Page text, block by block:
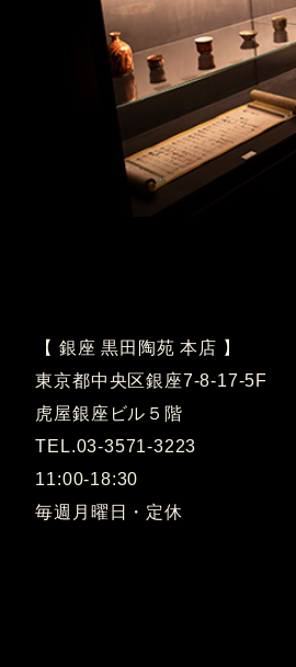
【 銀座 黒田陶苑 本店 】
東京都中央区銀座7-8-17-5F
虎屋銀座ビル５階
TEL.03-3571-3223
11:00-18:30
毎週月曜日・定休